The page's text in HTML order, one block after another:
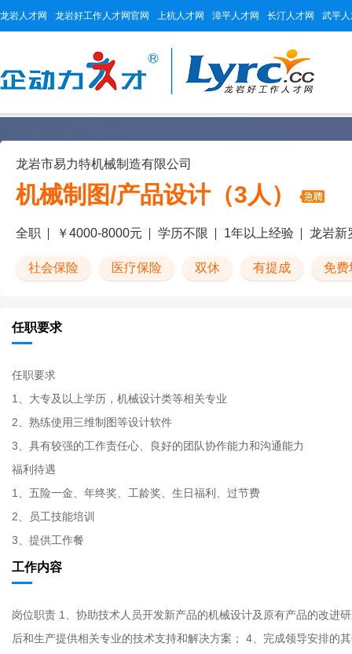
龙岩人才网 龙岩好工作人才网官网 上杭人才网 漳平人才网 长汀人才网 武平
龙岩市易力特机械制造有限公司
机械制图/产品设计（3人）
全职 ￥4000-8000元 学历不限 1年以上经验 龙岩新
社会保险 医疗保险 双休 有提成 免费
任职要求
任职要求
1、大专及以上学历，机械设计类等相关专业
2、熟练使用三维制图等设计软件
3、具有较强的工作责任心、良好的团队协作能力和沟通能力
福利待遇
1、五险一金、年终奖、工龄奖、生日福利、过节费
2、员工技能培训
3、提供工作餐
工作内容
岗位职责 1、协助技术人员开发新产品的机械设计及原有产品的改进
后和生产提供相关专业的技术支持和解决方案； 4、完成领导安排的